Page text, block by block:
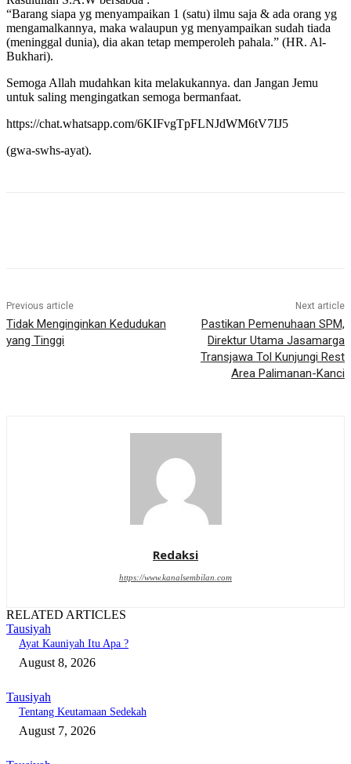
“Barang siapa yg menyampaikan 1 (satu) ilmu saja & ada orang yg
mengamalkannya, maka walaupun yg menyampaikan sudah tiada
(meninggal dunia), dia akan tetap memperoleh pahala.” (HR. Al-
Bukhari).
Semoga Allah mudahkan kita melakukannya. dan Jangan Jemu
untuk saling mengingatkan semoga bermanfaat.
https://chat.whatsapp.com/6KIFvgTpFLNJdWM6tV7IJ5
(gwa-swhs-ayat).
Previous article
Tidak Menginginkan Kedudukan
yang Tinggi
Next article
Pastikan Pemenuhaan SPM,
Direktur Utama Jasamarga
Transjawa Tol Kunjungi Rest
Area Palimanan-Kanci
Redaksi
https://www.kanalsembilan.com
RELATED ARTICLES
Tausiyah
Ayat Kauniyah Itu Apa ?
August 8, 2026
Tausiyah
Tentang Keutamaan Sedekah
August 7, 2026